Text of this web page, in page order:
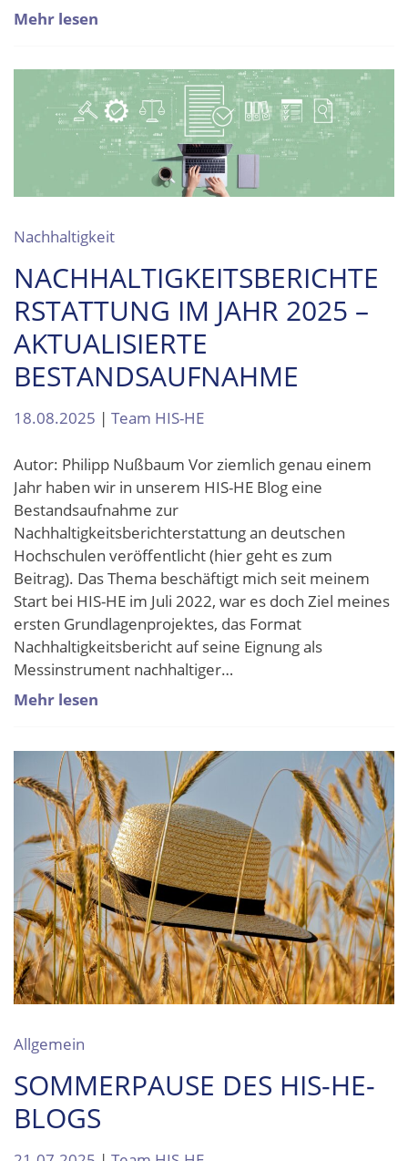
Mehr lesen
Nachhaltigkeit
NACHHALTIGKEITSBERICHTE
RSTATTUNG IM JAHR 2025 –
AKTUALISIERTE
BESTANDSAUFNAHME
18.08.2025 | Team HIS-HE
Autor: Philipp Nußbaum Vor ziemlich genau einem
Jahr haben wir in unserem HIS-HE Blog eine
Bestandsaufnahme zur
Nachhaltigkeitsberichterstattung an deutschen
Hochschulen veröffentlicht (hier geht es zum
Beitrag). Das Thema beschäftigt mich seit meinem
Start bei HIS-HE im Juli 2022, war es doch Ziel meines
ersten Grundlagenprojektes, das Format
Nachhaltigkeitsbericht auf seine Eignung als
Messinstrument nachhaltiger…
Mehr lesen
Allgemein
SOMMERPAUSE DES HIS-HE-
BLOGS